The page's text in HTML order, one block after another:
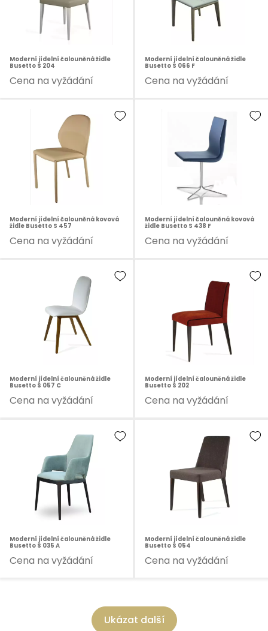
Moderní jídelní čalouněná židle
Busetto S 204
Cena na vyžádání
Moderní jídelní čalouněná židle
Busetto S 066 F
Cena na vyžádání
Moderní jídelní čalouněná kovová
židle Busetto S 457
Cena na vyžádání
Moderní jídelní čalouněná kovová
židle Busetto S 438 F
Cena na vyžádání
Moderní jídelní čalouněná židle
Busetto S 057 C
Cena na vyžádání
Moderní jídelní čalouněná židle
Busetto S 202
Cena na vyžádání
Moderní jídelní čalouněná židle
Busetto S 035 A
Cena na vyžádání
Moderní jídelní čalouněná židle
Busetto S 054
Cena na vyžádání
Ukázat další